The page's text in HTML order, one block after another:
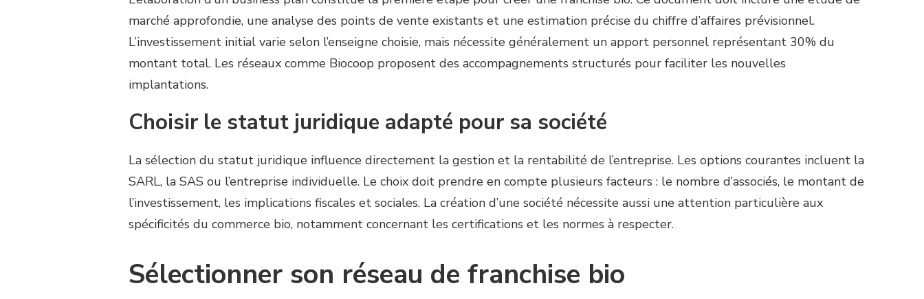
marché approfondie, une analyse des points de vente existants et une estimation précise du chiffre d’affaires prévisionnel.
L’investissement initial varie selon l’enseigne choisie, mais nécessite généralement un apport personnel représentant 30% du
montant total. Les réseaux comme Biocoop proposent des accompagnements structurés pour faciliter les nouvelles
implantations.
Choisir le statut juridique adapté pour sa société
La sélection du statut juridique influence directement la gestion et la rentabilité de l’entreprise. Les options courantes incluent la
SARL, la SAS ou l’entreprise individuelle. Le choix doit prendre en compte plusieurs facteurs : le nombre d’associés, le montant de
l’investissement, les implications fiscales et sociales. La création d’une société nécessite aussi une attention particulière aux
spécificités du commerce bio, notamment concernant les certifications et les normes à respecter.
Sélectionner son réseau de franchise bio